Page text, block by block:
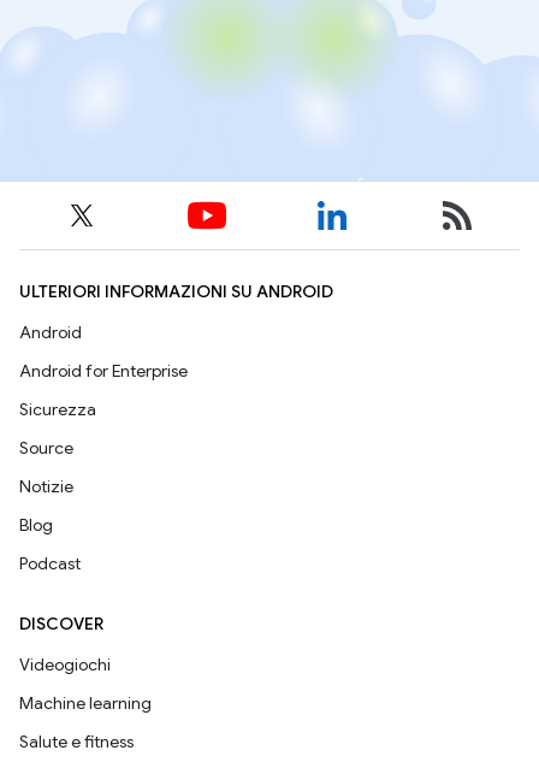
ULTERIORI INFORMAZIONI SU ANDROID
Android
Android for Enterprise
Sicurezza
Source
Notizie
Blog
Podcast
DISCOVER
Videogiochi
Machine learning
Salute e fitness